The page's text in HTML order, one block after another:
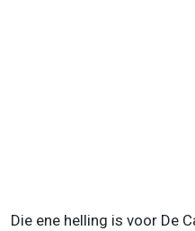
Die ene helling is voor De